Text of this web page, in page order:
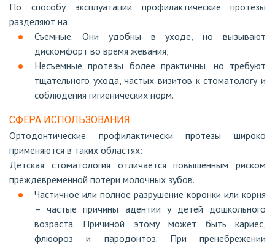
По способу эксплуатации профилактические протезы
разделяют на:
Съемные. Они удобны в уходе, но вызывают
дискомфорт во время жевания;
Несъемные протезы более практичны, но требуют
тщательного ухода, частых визитов к стоматологу и
соблюдения гигиенических норм.
СФЕРА ИСПОЛЬЗОВАНИЯ
Ортодонтические профилактически протезы широко
применяются в таких областях:
Детская стоматология отличается повышенным риском
преждевременной потери молочных зубов.
Частичное или полное разрушение коронки или корня
– частые причины адентии у детей дошкольного
возраста. Причиной этому может быть кариес,
флюороз и пародонтоз. При пренебрежении